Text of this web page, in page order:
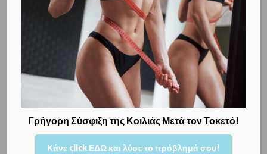
«αποκορύφωμά» του μεταξύ των 6 και των 12 εβδομάδων μετά
καθ’ έξιν αποβολές
προεκλαμψία
• ηενδομήτρια υπολειπόμενη ανάπτυξη
αποβολήπρώτου ή δευτέρου τριμήνου
Γρήγορη Σύσφιξη της Κοιλιάς Μετά τον Τοκετό!
Κάνε click ΕΔΩ και λύσε το πρόβλημά σου!